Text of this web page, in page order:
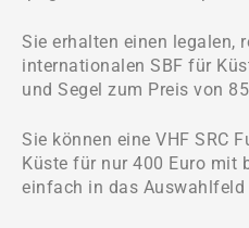
Sie erhalten einen legalen,
internationalen SBF für
und Segel zum Preis von
Sie können eine VHF SRC
Küste für nur 400 Euro mit
einfach in das Auswahlfeld